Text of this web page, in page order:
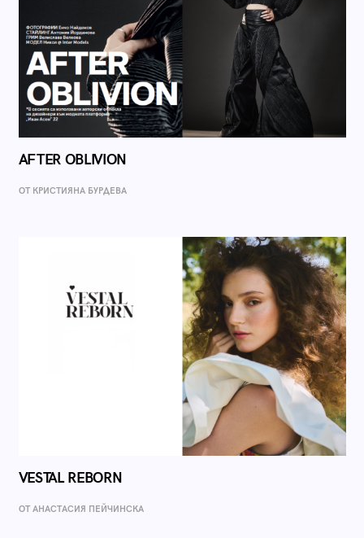
AFTER OBLIVION
ОТ КРИСТИЯНА БУРДЕВА
VESTAL REBORN
ОТ AНАСТАСИЯ ПЕЙЧИНСКА